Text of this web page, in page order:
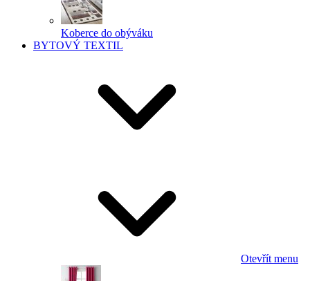
Koberce do obýváku
BYTOVÝ TEXTIL
Otevřít menu